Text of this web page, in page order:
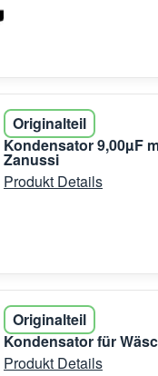
Originalteil
Kondensator 9,00µF
Zanussi
Produkt Details
Originalteil
Kondensator für
Produkt Details